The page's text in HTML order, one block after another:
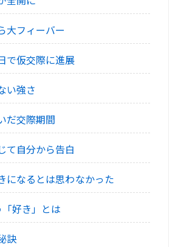
大フィーバー
で仮交際に進展
い強さ
だ交際期間
て自分から告白
になるとは思わなかった
好き」とは
訣